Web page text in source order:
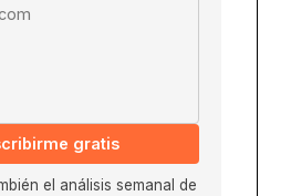
gratis
el análisis semanal de